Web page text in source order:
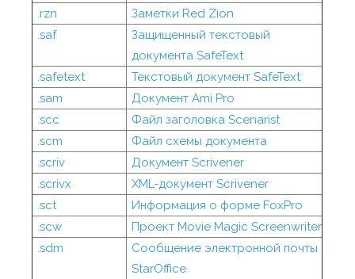
.rzn
Заметки Red Zion
.saf
Защищенный текстовый
документа SafeText
.safetext
Текстовый документ SafeText
.sam
Документ Ami Pro
.scc
Файл заголовка Scenarist
.scm
Файл схемы документа
.scriv
Документ Scrivener
.scrivx
XML-документ Scrivener
.sct
Информация о форме FoxPro
.scw
Проект Movie Magic Screenwriter
.sdm
Сообщение электронной почты
StarOffice